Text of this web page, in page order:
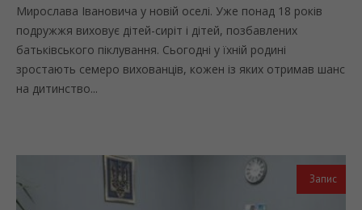
Мирослава Івановича у новій оселі. Уже понад 18 років
подружжя виховує дітей-сиріт і дітей, позбавлених
батьківського піклування. Сьогодні у їхній родині
зростають семеро вихованців, кожен із яких отримав шанс
на дитинство...
Запис